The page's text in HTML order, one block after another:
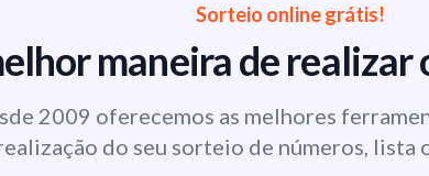
Sorteio online grátis!
maneira de realizar
2009 oferecemos as melhores
do seu sorteio de números, lista